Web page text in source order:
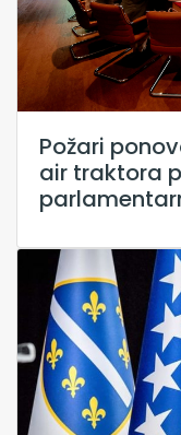
Požari
air traktora